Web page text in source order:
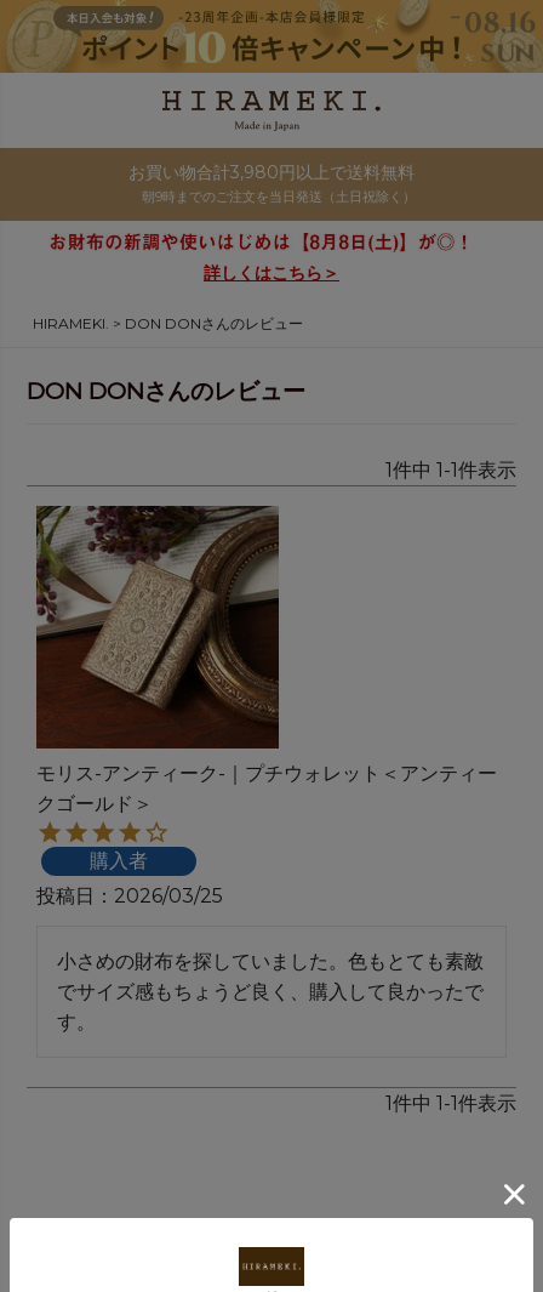
お買い物合計3,980円以上で送料無料
朝9時までのご注文を当日発送（土日祝除く）
詳しくはこちら＞
HIRAMEKI. DON DONさんのレビュー
DON DONさんのレビュー
1件中 1 -1件表示
モリス-アンティーク-｜プチウォレット＜アンティー
クゴールド＞
購入者
投稿日
2026/03/25
小さめの財布を探していました。色もとても素敵
でサイズ感もちょうど良く、購入して良かったで
す。
1件中 1 -1件表示